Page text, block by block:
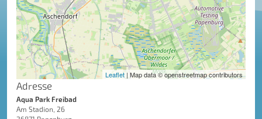
Leaflet | Map data © openstreetmap contributors
Adresse
Aqua Park Freibad
Am Stadion, 26